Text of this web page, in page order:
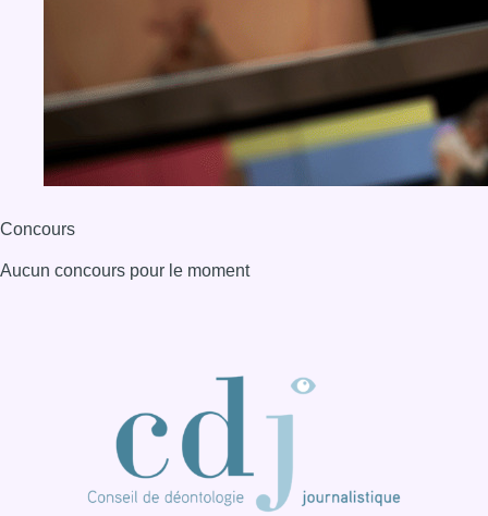
Concours
Aucun concours pour le moment